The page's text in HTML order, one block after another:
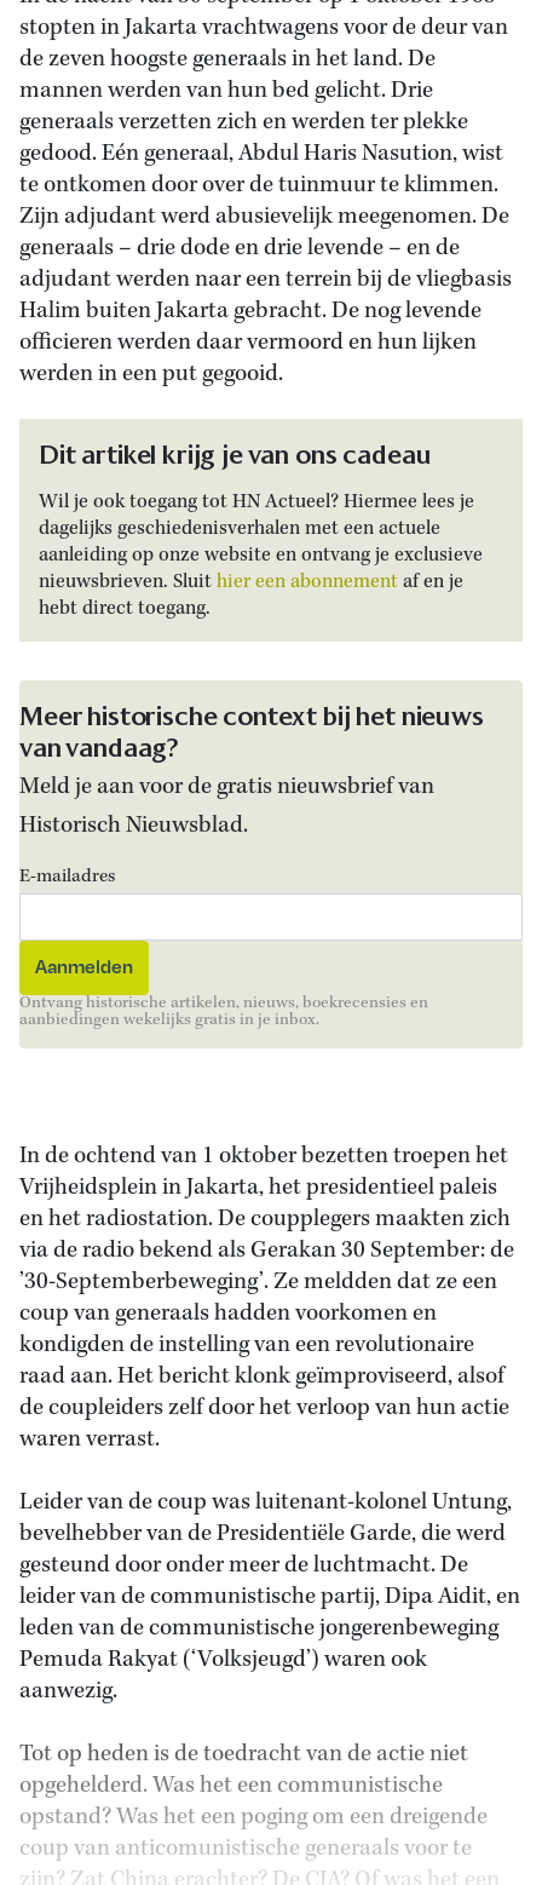
stopten in Jakarta vrachtwagens voor de deur van
de zeven hoogste generaals in het land. De
mannen werden van hun bed gelicht. Drie
generaals verzetten zich en werden ter plekke
gedood. Eén generaal, Abdul Haris Nasution, wist
te ontkomen door over de tuinmuur te klimmen.
Zijn adjudant werd abusievelijk meegenomen. De
generaals – drie dode en drie levende – en de
adjudant werden naar een terrein bij de vliegbasis
Halim buiten Jakarta gebracht. De nog levende
officieren werden daar vermoord en hun lijken
werden in een put gegooid.
Dit artikel krijg je van ons cadeau
Wil je ook toegang tot HN Actueel? Hiermee lees je
dagelijks geschiedenisverhalen met een actuele
aanleiding op onze website en ontvang je exclusieve
nieuwsbrieven. Sluithier een abonnementaf en je
hebt direct toegang.
Meer historische context bij het nieuws
van vandaag?
Meld je aan voor de gratis nieuwsbrief van
Historisch Nieuwsblad.
E-mailadres
Ontvang historische artikelen, nieuws, boekrecensies en
aanbiedingen wekelijks gratis in je inbox.
In de ochtend van 1 oktober bezetten troepen het
Vrijheidsplein in Jakarta, het presidentieel paleis
en het radiostation. De coupplegers maakten zich
via de radio bekend als Gerakan 30 September: de
’30-Septemberbeweging’. Ze meldden dat ze een
coup van generaals hadden voorkomen en
kondigden de instelling van een revolutionaire
raad aan. Het bericht klonk geïmproviseerd, alsof
de coupleiders zelf door het verloop van hun actie
waren verrast.
Leider van de coup was luitenant-kolonel Untung,
bevelhebber van de Presidentiële Garde, die werd
gesteund door onder meer de luchtmacht. De
leider van de communistische partij, Dipa Aidit, en
leden van de communistische jongerenbeweging
Pemuda Rakyat (‘Volksjeugd’) waren ook
aanwezig.
Tot op heden is de toedracht van de actie niet
opgehelderd. Was het een communistische
opstand? Was het een poging om een dreigende
coup van anticomunistische generaals voor te